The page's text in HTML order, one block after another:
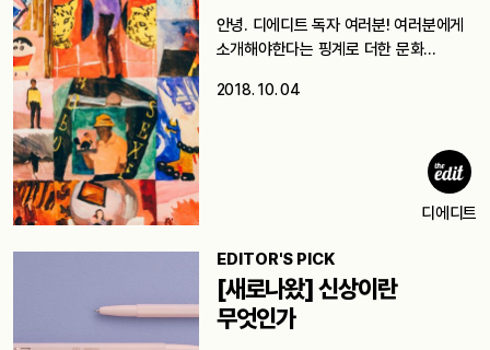
안녕. 디에디트 독자 여러분! 여러분에게
소개해야한다는 핑계로 더한 문화
2018. 10. 04
디에디트
EDITOR'S PICK
[새로나왔] 신상이란
무엇인가